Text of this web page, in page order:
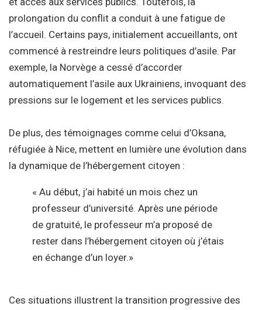
prolongation du conflit a conduit à une fatigue de
l’accueil. Certains pays, initialement accueillants, ont
commencé à restreindre leurs politiques d’asile. Par
exemple, la Norvège a cessé d’accorder
automatiquement l’asile aux Ukrainiens, invoquant des
pressions sur le logement et les services publics.
De plus, des témoignages comme celui d’Oksana,
réfugiée à Nice, mettent en lumière une évolution dans
la dynamique de l’hébergement citoyen :
« Au début, j’ai habité un mois chez un
professeur d’université. Après une période
de gratuité, le professeur m’a proposé de
rester dans l’hébergement citoyen où j’étais
en échange d’un loyer.»
Ces situations illustrent la transition progressive des